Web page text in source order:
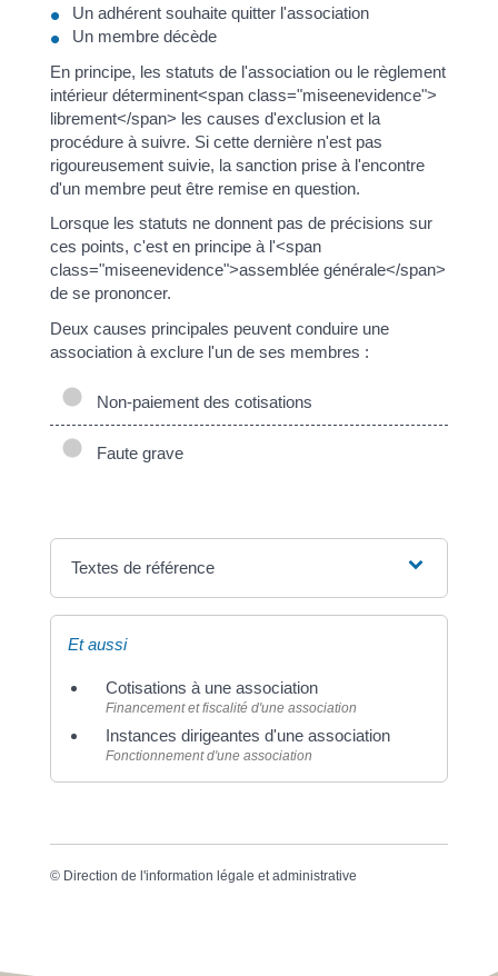
Un adhérent souhaite quitter l'association
Un membre décède
En principe, les statuts de l'association ou le règlement
intérieur déterminent<span class="miseenevidence">
librement</span> les causes d'exclusion et la
procédure à suivre. Si cette dernière n'est pas
rigoureusement suivie, la sanction prise à l'encontre
d'un membre peut être remise en question.
Lorsque les statuts ne donnent pas de précisions sur
ces points, c'est en principe à l'<span
class="miseenevidence">assemblée générale</span>
de se prononcer.
Deux causes principales peuvent conduire une
association à exclure l'un de ses membres :
Non-paiement des cotisations
Faute grave
Textes de référence
Et aussi
Cotisations à une association
Financement et fiscalité d'une association
Instances dirigeantes d'une association
Fonctionnement d'une association
© Direction de l'information légale et administrative